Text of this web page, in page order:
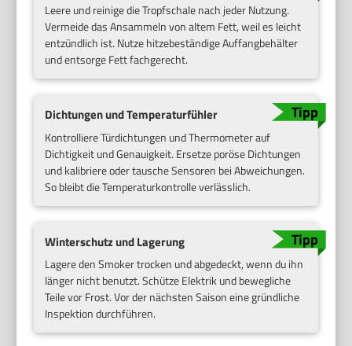
Leere und reinige die Tropfschale nach jeder Nutzung.
Vermeide das Ansammeln von altem Fett, weil es leicht
entzündlich ist. Nutze hitzebeständige Auffangbehälter
und entsorge Fett fachgerecht.
Dichtungen und Temperaturfühler
Kontrolliere Türdichtungen und Thermometer auf
Dichtigkeit und Genauigkeit. Ersetze poröse Dichtungen
und kalibriere oder tausche Sensoren bei Abweichungen.
So bleibt die Temperaturkontrolle verlässlich.
Winterschutz und Lagerung
Lagere den Smoker trocken und abgedeckt, wenn du ihn
länger nicht benutzt. Schütze Elektrik und bewegliche
Teile vor Frost. Vor der nächsten Saison eine gründliche
Inspektion durchführen.